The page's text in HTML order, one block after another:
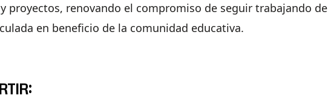
proyectos, renovando el compromiso de seguir trabajando de
en beneficio de la comunidad educativa.